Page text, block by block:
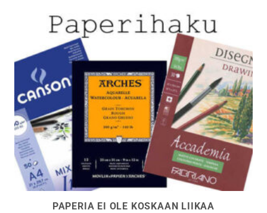
PAPERIA EI OLE KOSKAAN LIIKAA